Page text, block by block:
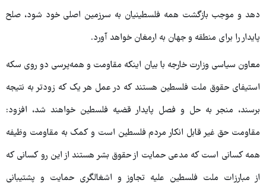
دهد و موجب بازگشت همه فلسطینیان به سرزمین اصلی خود شود، صلح
پایدار را برای منطقه و جهان به ارمغان خواهد آورد.
معاون سیاسی وزارت خارجه با بیان اینکه مقاومت و همه‌پرسی دو روی سکه
استیفای حقوق ملت فلسطین هستند که در عمل هر یک که زودتر به نتیجه
برسند، منجر به حل و فصل پایدار قضیه فلسطین خواهند شد، افزود:
مقاومت حق غیر قابل انکار مردم فلسطین است و کمک به مقاومت وظیفه
همه کسانی است که مدعی حمایت از حقوق بشر هستند از این رو کسانی که
از مبارزات ملت فلسطین علیه تجاوز و اشغالگری حمایت و پشتیبانی